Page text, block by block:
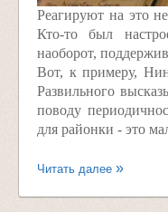
Реагируют на это
Кто-то был
наоборот,
Вот, к примеру,
Развильного
поводу
для районки - это
Читать далее